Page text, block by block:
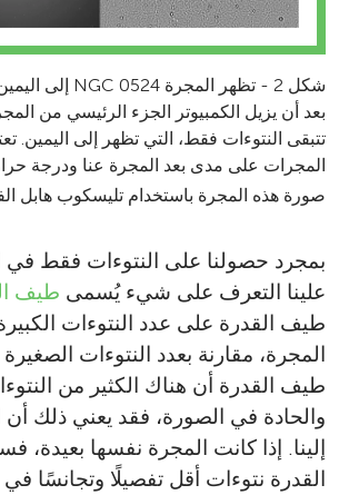
شكل 2 - تظهر المجرة NGC 0524 إلى اليمين.
بعد أن يزيل الكمبيوتر الجزء الرئيسي من
تتبقى النتوءات فقط، التي تظهر إلى اليمين.
المجرات على مدى بعد المجرة عنا ودرجة
صورة هذه المجرة باستخدام تليسكوب هابل
بمجرد حصولنا على النتوءات فقط في
علينا التعرف على شيء يُسمى طيف
طيف القدرة على عدد النتوءات
المجرة، مقارنة بعدد النتوءات الصغيرة
طيف القدرة أن هناك الكثير من
والحادة في الصورة، فقد يعني ذلك
إلينا. إذا كانت المجرة نفسها
القدرة نتوءات أقل تفصيلًا وتجانسًا في